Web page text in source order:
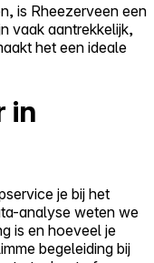
is Rheezerveen een
vaak aantrekkelijk,
het een ideale
in
je bij het
analyse weten we
is en hoeveel je
begeleiding bij